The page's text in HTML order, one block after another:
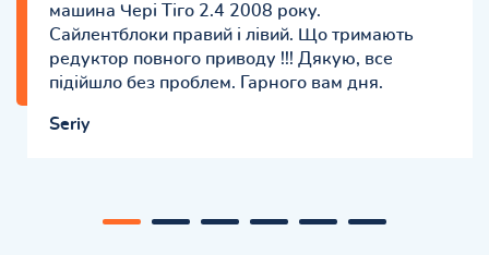
машина Чері Тіго 2.4 2008 року.
Сайлентблоки правий і лівий. Що тримають
редуктор повного приводу !!! Дякую, все
підійшло без проблем. Гарного вам дня.
Seriy